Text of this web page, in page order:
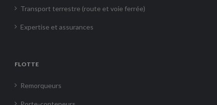
Transport terrestre (route et voie ferrée)
Expertise et assurances
FLOTTE
Remorqueurs